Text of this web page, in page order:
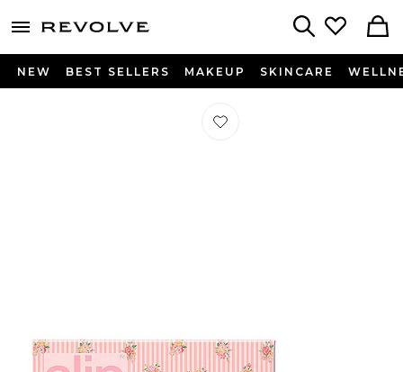
menu - shows more content
NEW BEST SELLERS MAKEUP SKINCARE
Préféré MASQUE DE SOMMEIL